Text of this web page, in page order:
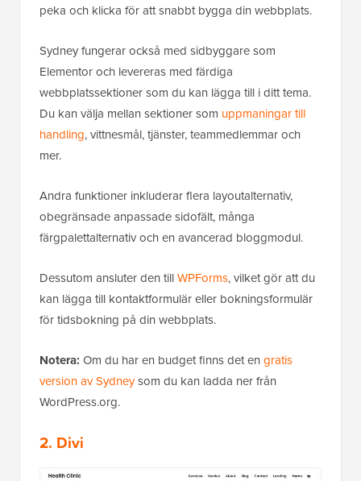
peka och klicka för att snabbt bygga din webbplats.
Sydney fungerar också med sidbyggare som
Elementor och levereras med färdiga
webbplatssektioner som du kan lägga till i ditt tema.
Du kan välja mellan sektioner som uppmaningar till
handling, vittnesmål, tjänster, teammedlemmar och
mer.
Andra funktioner inkluderar flera layoutalternativ,
obegränsade anpassade sidofält, många
färgpalettalternativ och en avancerad bloggmodul.
Dessutom ansluter den tillWPForms, vilket gör att du
kan lägga till kontaktformulär eller bokningsformulär
för tidsbokning på din webbplats.
Notera: Om du har en budget finns det en gratis
version av Sydneysom du kan ladda ner från
WordPress.org.
2. Divi